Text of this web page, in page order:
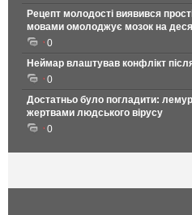
Рецепт молодості виявився
мовами омолоджує мозок на
0
Неймар влаштував конфлікт
0
Достатньо було погладити:
жертвами людського вірусу
0